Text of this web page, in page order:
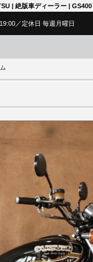
| 絶版車ディーラー |
／定休日 毎週月曜日